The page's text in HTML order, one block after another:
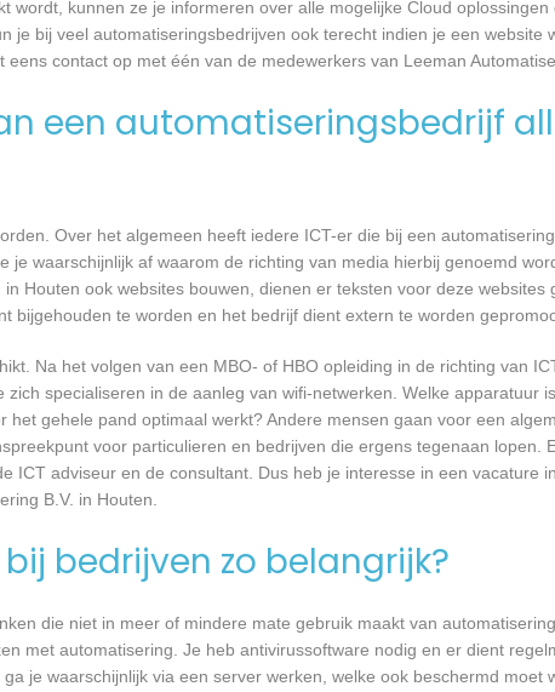
kunnen ze je informeren over alle mogelijke Cloud oplossingen
je bij veel automatiseringsbedrijven ook terecht indien je een website
contact op met één van de medewerkers van Leeman
een automatiseringsbedrijf
Over het algemeen heeft iedere ICT-er die bij een
waarschijnlijk af waarom de richting van media hierbij genoemd
Houten ook websites bouwen, dienen er teksten voor deze websites
bijgehouden te worden en het bedrijf dient extern te worden
Na het volgen van een MBO- of HBO opleiding in de richting van
specialiseren in de aanleg van wifi-netwerken. Welke apparatuur
gehele pand optimaal werkt? Andere mensen gaan voor een
voor particulieren en bedrijven die ergens tegenaan lopen.
ICT adviseur en de consultant. Dus heb je interesse in een vacature
B.V. in Houten.
bedrijven zo belangrijk?
die niet in meer of mindere mate gebruik maakt van
met automatisering. Je heb antivirussoftware nodig en er dient
je waarschijnlijk via een server werken, welke ook beschermd moet